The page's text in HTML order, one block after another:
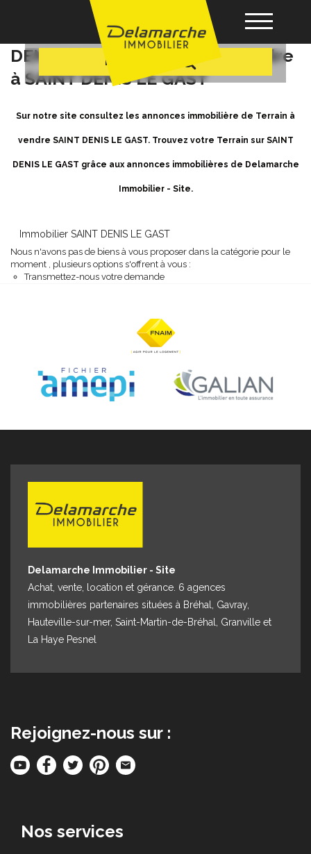
Acheter
Vendre
Nos agences
Recherche
Achat / Vente Terrain SAINT
DENIS LE GAST - Terrain a vendre
à SAINT DENIS LE GAST
Sur notre site consultez les annonces immobilière de Terrain à
vendre SAINT DENIS LE GAST. Trouvez votre Terrain sur SAINT
DENIS LE GAST grâce aux annonces immobilières de Delamarche
Immobilier - Site.
Immobilier SAINT DENIS LE GAST
Nous n'avons pas de biens à vous proposer dans la catégorie pour le
moment , plusieurs options s'offrent à vous :
Transmettez-nous votre demande
Delamarche Immobilier - Site
Achat, vente, location et gérance. 6 agences
immobilières partenaires situées à Bréhal, Gavray,
Hauteville-sur-mer, Saint-Martin-de-Bréhal, Granville et
La Haye Pesnel
Rejoignez-nous sur :
Nos services